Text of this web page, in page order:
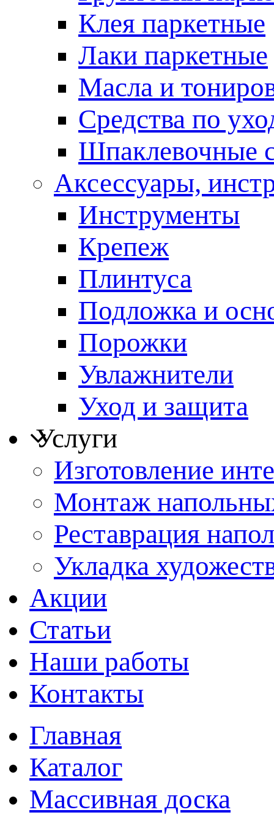
Клея паркетные
Лаки паркетные
Масла и
Средства по
Шпаклевочные
Аксессуары,
Инструменты
Крепеж
Плинтуса
Подложка и
Порожки
Увлажнители
Уход и защита
Услуги
Изготовление
Монтаж
Реставрация
Укладка
Акции
Статьи
Наши работы
Контакты
Главная
Каталог
Массивная доска